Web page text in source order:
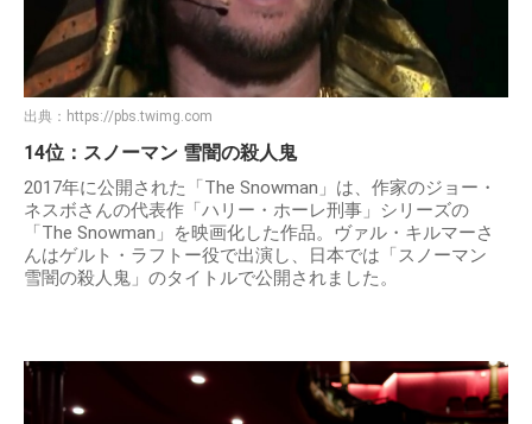
出典： https://pbs.twimg.com
14位：スノーマン 雪闇の殺人鬼
2017年に公開された「The Snowman」は、作家のジョー・
ネスボさんの代表作「ハリー・ホーレ刑事」シリーズの
「The Snowman」を映画化した作品。ヴァル・キルマーさ
んはゲルト・ラフトー役で出演し、日本では「スノーマン
雪闇の殺人鬼」のタイトルで公開されました。